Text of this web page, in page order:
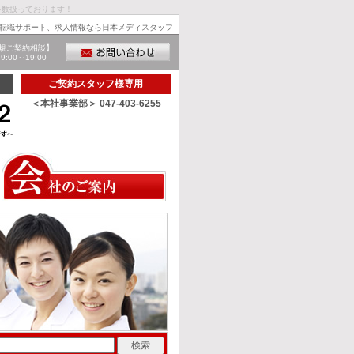
扱っております！
職サポート、求人情報なら日本メディスタッフ
ご契約相談】
～19:00
ご契約スタッフ様専用
＜本社事業部＞ 047-403-6255